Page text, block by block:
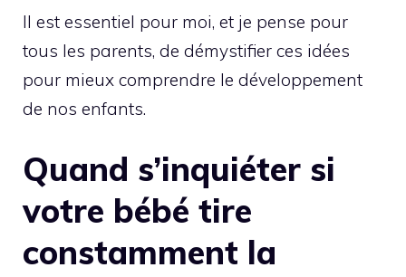
Il est essentiel pour moi, et je pense pour
tous les parents, de démystifier ces idées
pour mieux comprendre le développement
de nos enfants.
Quand s’inquiéter si
votre bébé tire
constamment la